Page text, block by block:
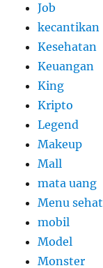
Job
kecantikan
Kesehatan
Keuangan
King
Kripto
Legend
Makeup
Mall
mata uang
Menu sehat
mobil
Model
Monster